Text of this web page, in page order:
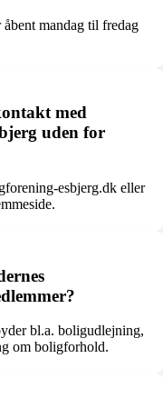
mandag til fredag
med
uden for
esbjerg.dk eller
bl.a. boligudlejning,
om boligforhold.